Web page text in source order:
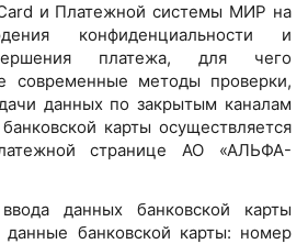
и Платежной системы МИР на
конфиденциальности и
платежа, для чего
современные методы проверки,
данных по закрытым каналам
карты осуществляется
странице АО «АЛЬФА-
данных банковской карты
данные банковской карты: номер